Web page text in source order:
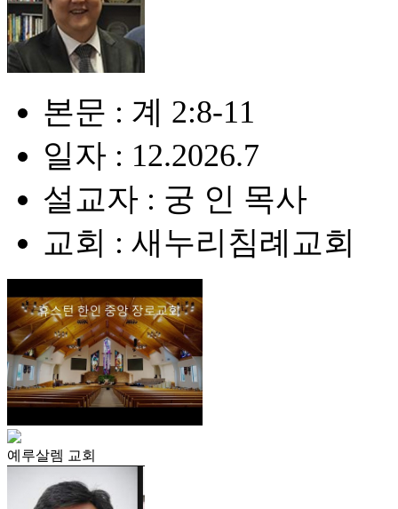
본문 : 계 2:8-11
일자 : 12.2026.7
설교자 : 궁 인 목사
교회 : 새누리침례교회
예루살렘 교회